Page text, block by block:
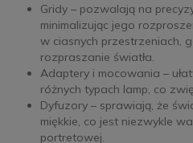
Gridy – pozwalają na
minimalizując jego
w ciasnych przestrzeniach,
rozpraszanie światła.
Adaptery i mocowania –
różnych typach lamp, co
Dyfuzory – sprawiają, że
miękkie, co jest niezwykle
portretowej.